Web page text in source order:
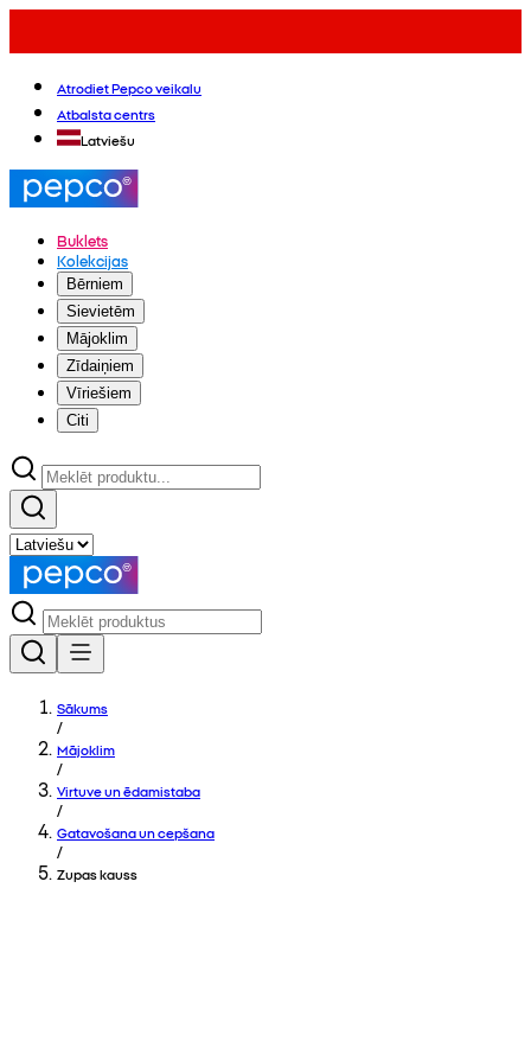
Atrodiet Pepco veikalu
Atbalsta centrs
Latviešu
Buklets
Kolekcijas
Bērniem
Sievietēm
Mājoklim
Zīdaiņiem
Vīriešiem
Citi
Sākums
/
Mājoklim
/
Virtuve un ēdamistaba
/
Gatavošana un cepšana
/
Zupas kauss